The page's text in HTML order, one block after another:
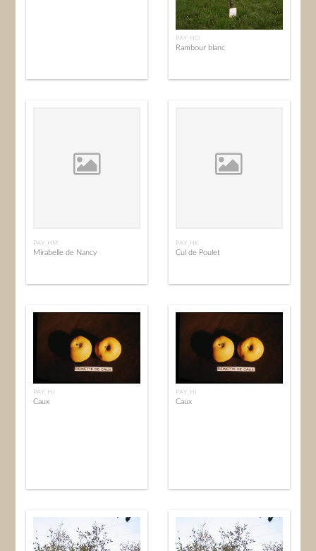
PAY_HO
Rambour blanc
PAY_HM
Mirabelle de Nancy
PAY_HK
Cul de Poulet
PAY_HJ
Caux
PAY_HI
Caux